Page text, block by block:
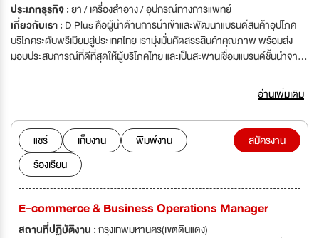
ประเภทธุรกิจ :ยา / เครื่องสำอาง / อุปกรณ์ทางการแพทย์
เกี่ยวกับเรา : D Plus คือผู้นำด้านการนำเข้าและพัฒนาแบรนด์สินค้าอุปโภค
บริโภคระดับพรีเมียมสู่ประเทศไทย เรามุ่งมั่นคัดสรรสินค้าคุณภาพ พร้อมส่ง
มอบประสบการณ์ที่ดีที่สุดให้ผู้บริโภคไทย และเป็นสะพานเชื่อมแบรนด์ชั้นนำจาก
อ่านเพิ่มเติม
แชร์ เก็บงาน
พิมพ์งาน
ร้องเรียน
สมัครงาน
E-commerce & Business Operations Manager
สถานที่ปฏิบัติงาน :กรุงเทพมหานคร(เขตดินแดง)